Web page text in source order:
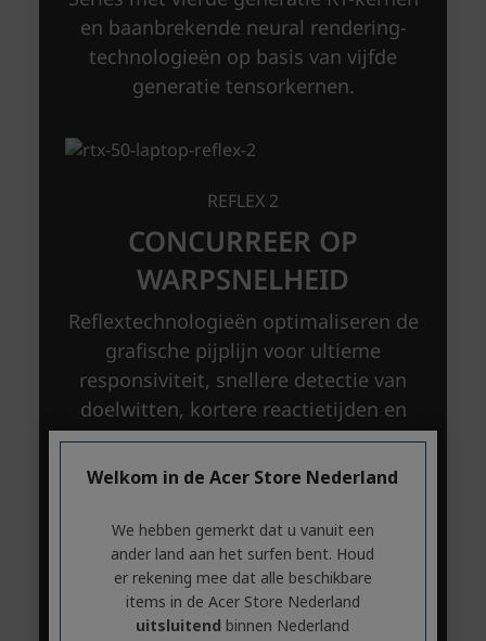
Welkom in de Acer Store Nederland
We hebben gemerkt dat u vanuit een
ander land aan het surfen bent. Houd
er rekening mee dat alle beschikbare
items in de Acer Store Nederland
uitsluitend binnen Nederland